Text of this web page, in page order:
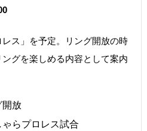
ス」を予定。リング開放の時
グを楽しめる内容として案内
放
らプロレス試合